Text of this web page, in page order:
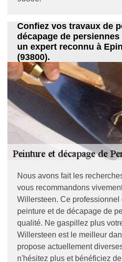
Confiez vos travaux de
décapage de
un expert reconnu à
(93800).
Nous avons fait les
vous recommandons
Willersteen. Ce professionnel
peinture et de décapage de
qualité. Ne gaspillez plus
Willersteen est le meilleur
propose actuellement
n'hésitez plus et bénéficiez